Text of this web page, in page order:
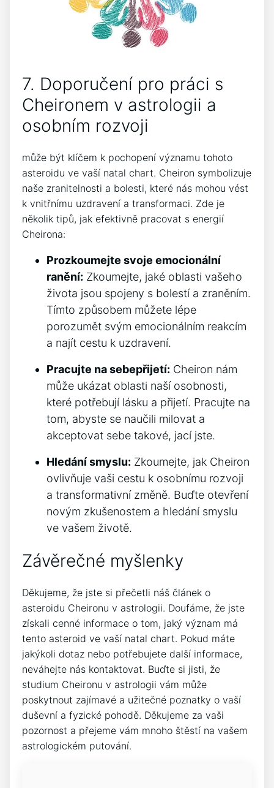
7. Doporučení pro práci s
Cheironem v astrologii a
osobním rozvoji
může být klíčem k pochopení významu tohoto
asteroidu ve vaší natal chart. Cheiron symbolizuje
naše zranitelnosti a bolesti, které nás mohou vést
k vnitřnímu uzdravení a transformaci. Zde je
několik tipů, jak efektivně pracovat s energií
Cheirona:
Prozkoumejte svoje emocionální
ranění: Zkoumejte, jaké oblasti vašeho
života jsou spojeny s bolestí a zraněním.
Tímto způsobem můžete lépe
porozumět svým emocionálním reakcím
a najít cestu k uzdravení.
Pracujte na sebepřijetí: Cheiron nám
může ukázat oblasti naší osobnosti,
které potřebují lásku a přijetí. Pracujte na
tom, abyste se naučili milovat a
akceptovat sebe takové, jací jste.
Hledání smyslu: Zkoumejte, jak Cheiron
ovlivňuje vaši cestu k osobnímu rozvoji
a transformativní změně. Buďte otevření
novým zkušenostem a hledání smyslu
ve vašem životě.
Závěrečné myšlenky
Děkujeme, že jste si přečetli náš článek o
asteroidu Cheironu v astrologii. Doufáme, že jste
získali cenné informace o tom, jaký význam má
tento asteroid ve vaší natal chart. Pokud máte
jakýkoli dotaz nebo potřebujete další informace,
neváhejte nás kontaktovat. Buďte si jisti, že
studium Cheironu v astrologii vám může
poskytnout zajímavé a užitečné poznatky o vaší
duševní a fyzické pohodě. Děkujeme za vaši
pozornost a přejeme vám mnoho štěstí na vašem
astrologickém putování.